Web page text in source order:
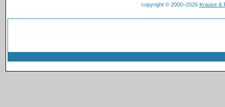
copyright © 2000–2026 Krause &